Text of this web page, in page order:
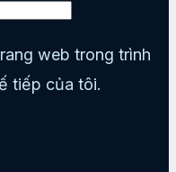
web trong trình
tiếp của tôi.